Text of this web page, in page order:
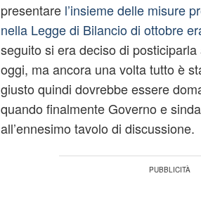
presentare l’insieme delle misure
nella Legge di Bilancio di ottobre
seguito si era deciso di
oggi, ma ancora una volta tutto è
giusto quindi dovrebbe essere
quando finalmente Governo e
all’ennesimo tavolo di discussione.